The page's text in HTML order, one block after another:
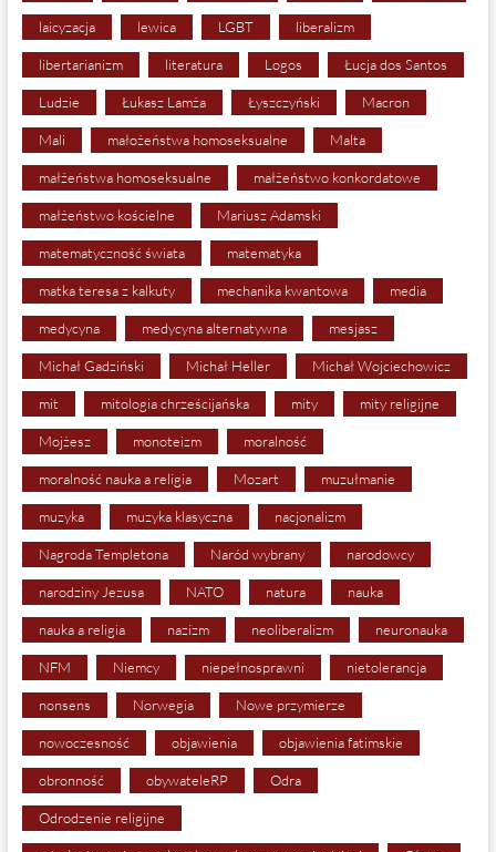
laicyzacja lewica LGBT liberalizm
libertarianizm literatura Logos Łucja dos Santos
Ludzie Łukasz Lamża Łyszczyński Macron
Mali małożeństwa homoseksualne Malta
małżeństwa homoseksualne małżeństwo konkordatowe
małżeństwo kościelne Mariusz Adamski
matematyczność świata matematyka
matka teresa z kalkuty mechanika kwantowa media
medycyna medycyna alternatywna mesjasz
Michał Gadziński Michał Heller Michał Wojciechowicz
mit mitologia chrześcijańska mity mity religijne
Mojżesz monoteizm moralność
moralność nauka a religia Mozart muzułmanie
muzyka muzyka klasyczna nacjonalizm
Nagroda Templetona Naród wybrany narodowcy
narodziny Jezusa NATO natura nauka
nauka a religia nazizm neoliberalizm neuronauka
NFM Niemcy niepełnosprawni nietolerancja
nonsens Norwegia Nowe przymierze
nowoczesność objawienia objawienia fatimskie
obronność obywateleRP Odra
Odrodzenie religijne